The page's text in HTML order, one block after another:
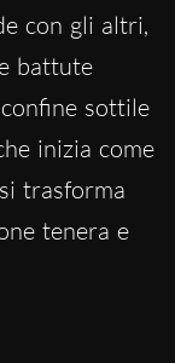
con gli altri,
battute
sottile
inizia come
trasforma
tenera e